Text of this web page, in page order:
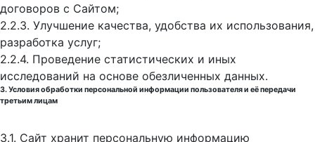
договоров с Сайтом;
2.2.3. Улучшение качества, удобства их использования,
разработка услуг;
2.2.4. Проведение статистических и иных
исследований на основе обезличенных данных.
3. Условия обработки персональной информации пользователя и её передачи
третьим лицам
3.1. Сайт хранит персональную информацию